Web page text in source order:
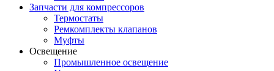
Запчасти для компрессоров
Термостаты
Ремкомплекты клапанов
Муфты
Освещение
Промышленное освещение